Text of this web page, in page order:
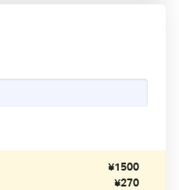
¥1500
¥270